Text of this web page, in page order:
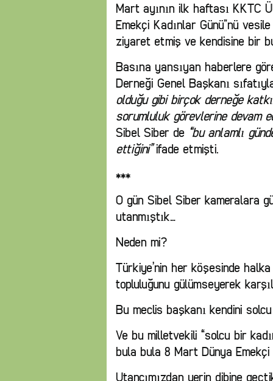
Mart ayının ilk haftası KKTC
Emekçi Kadınlar Günü”nü
ziyaret etmiş ve kendisine bir
Basına yansıyan haberlere
Derneği Genel Başkanı
olduğu gibi birçok derneğe
sorumluluk görevlerine devam
Sibel Siber de “bu anlamlı
ettiğini”ifade etmişti.
***
O gün Sibel Siber kameralara
utanmıştık…
Neden mi?
Türkiye’nin her köşesinde
topluluğunu gülümseyerek
Bu meclis başkanı kendini
Ve bu milletvekili “solcu bir
bula bula 8 Mart Dünya Emekçi
Utancımızdan yerin dibine